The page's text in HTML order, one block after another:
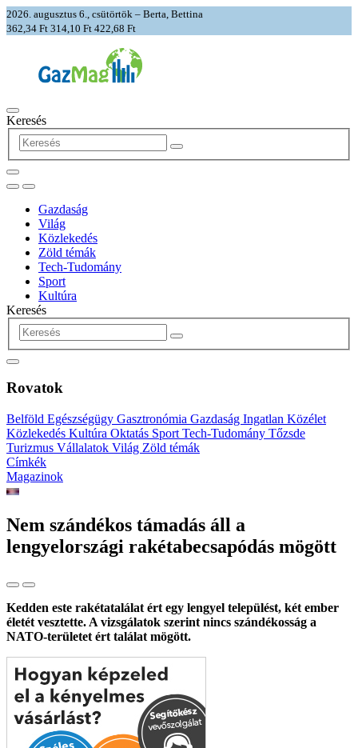
2026. augusztus 6., csütörtök – Berta, Bettina
362,34 Ft 314,10 Ft 422,68 Ft
Keresés
Gazdaság
Világ
Közlekedés
Zöld témák
Tech-Tudomány
Sport
Kultúra
Keresés
Rovatok
Belföld Egészségügy Gasztronómia Gazdaság Ingatlan Közélet
Közlekedés Kultúra Oktatás Sport Tech-Tudomány Tőzsde
Turizmus Vállalatok Világ Zöld témák
Címkék
Magazinok
Nem szándékos támadás áll a
lengyelországi rakétabecsapódás mögött
Kedden este rakétatalálat ért egy lengyel települést, két ember
életét vesztette. A vizsgálatok szerint nincs szándékosság a
NATO-területet ért találat mögött.